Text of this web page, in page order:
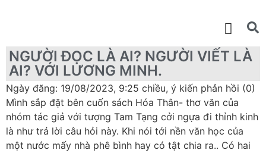
NGƯỜI ĐỌC LÀ AI? NGƯỜI VIẾT LÀ
AI? VỚI LƯƠNG MINH.
Ngày đăng: 19/08/2023, 9:25 chiều, ý kiến phản hồi (0)
Mình sắp đặt bên cuốn sách Hóa Thân- thơ văn của
nhóm tác giả với tượng Tam Tạng cởi ngựa đi thỉnh kinh
là như trả lời câu hỏi này. Khi nói tới nền văn học của
một nước mấy nhà phê bình hay có tật chia ra.. Có hai